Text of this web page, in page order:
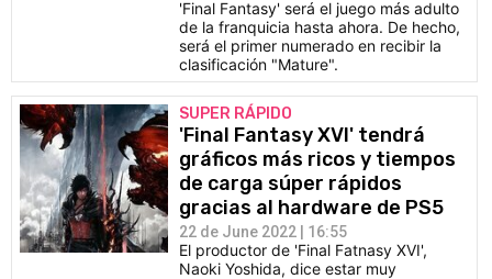
'Final Fantasy' será el juego más adulto
de la franquicia hasta ahora. De hecho,
será el primer numerado en recibir la
clasificación "Mature".
SUPER RÁPIDO
'Final Fantasy XVI' tendrá
gráficos más ricos y tiempos
de carga súper rápidos
gracias al hardware de PS5
22 de June 2022 | 16:55
El productor de 'Final Fatnasy XVI',
Naoki Yoshida, dice estar muy